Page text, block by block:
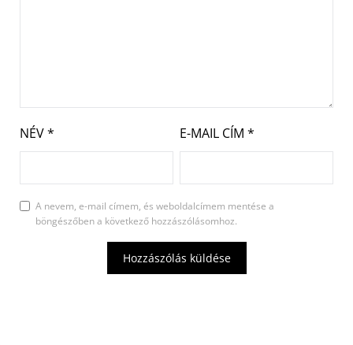
NÉV* E-MAIL CÍM *
A nevem, e-mail címem, és weboldalcímem mentése a
böngészőben a következő hozzászólásomhoz.